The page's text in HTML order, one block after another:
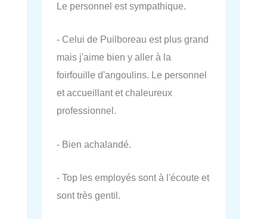
Le personnel est sympathique.
- Celui de Puilboreau est plus grand
mais j'aime bien y aller à la
foirfouille d'angoulins. Le personnel
et accueillant et chaleureux
professionnel.
- Bien achalandé.
- Top les employés sont à l'écoute et
sont très gentil.